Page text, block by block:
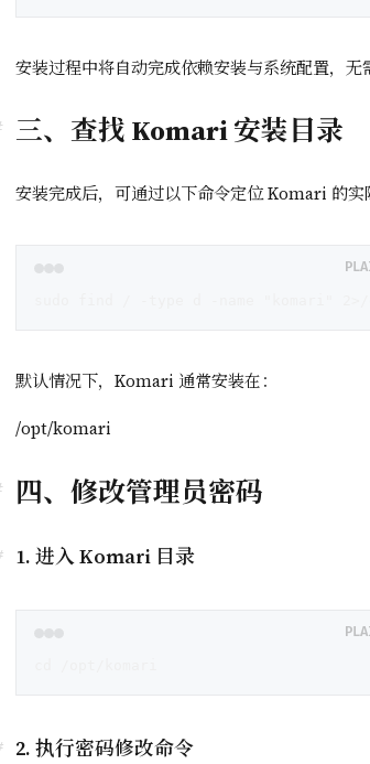
安装过程中将自动完成依赖安装与系统配置，无
三、查找 Komari 安装目录
安装完成后，可通过以下命令定位 Komari 的实
默认情况下，Komari 通常安装在：
/opt/komari
四、修改管理员密码
1. 进入 Komari 目录
2. 执行密码修改命令